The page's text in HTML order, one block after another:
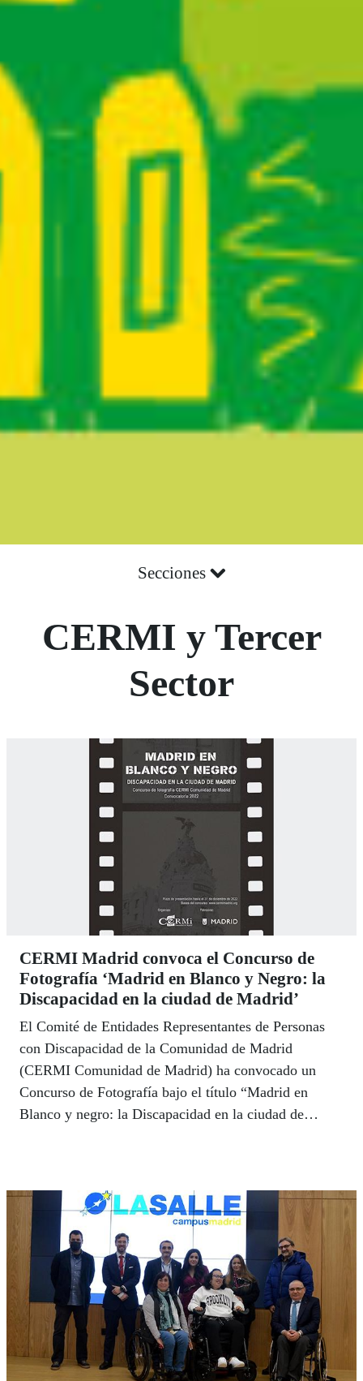
Secciones
CERMI y Tercer
Sector
CERMI Madrid convoca el Concurso de
Fotografía ‘Madrid en Blanco y Negro: la
Discapacidad en la ciudad de Madrid’
El Comité de Entidades Representantes de Personas
con Discapacidad de la Comunidad de Madrid
(CERMI Comunidad de Madrid) ha convocado un
Concurso de Fotografía bajo el título “Madrid en
Blanco y negro: la Discapacidad en la ciudad de